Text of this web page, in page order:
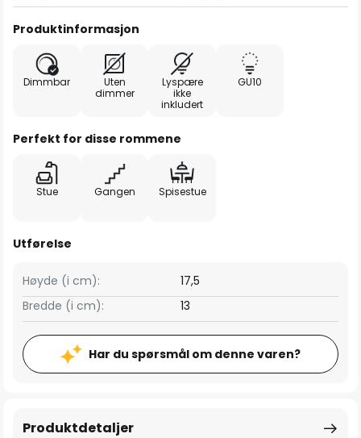
Produktinformasjon
Dimmbar
Uten
dimmer
Lyspære
ikke
inkludert
GU10
Perfekt for disse rommene
Stue Gangen Spisestue
Utførelse
Bredde (i cm): 13
Høyde (i cm): 17,5
Har du spørsmål om denne varen?
Produktdetaljer